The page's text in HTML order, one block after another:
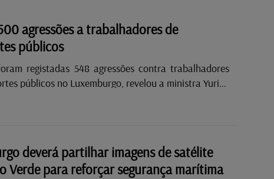
agressões a trabalhadores de
públicos
registadas 548 agressões contra trabalhadores
públicos no Luxemburgo, revelou a ministra Yuriko
dos incidentes ocorre ao final do dia e à noite.
tenham sido registadas hospitalizações, vários
deverá partilhar imagens de satélite
Verde para reforçar segurança marítima